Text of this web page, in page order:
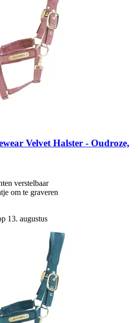
Velvet Halster -​ Oudroze,
verstelbaar
om te graveren
13. augustus